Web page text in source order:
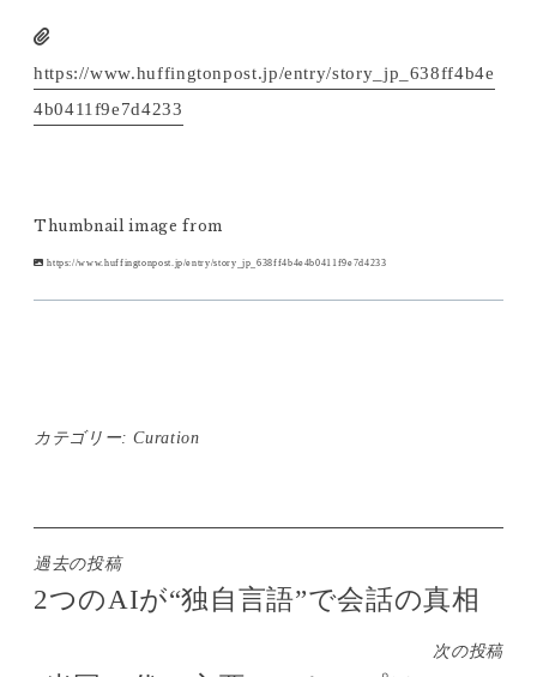
https://www.huffingtonpost.jp/entry/story_jp_638ff4b4e
4b0411f9e7d4233
Thumbnail image from
https://www.huffingtonpost.jp/entry/story_jp_638ff4b4e4b0411f9e7d4233
カテゴリー:Curation
投
稿
過去の投稿
2つのAIが“独自言語”で会話の真相
次の投稿